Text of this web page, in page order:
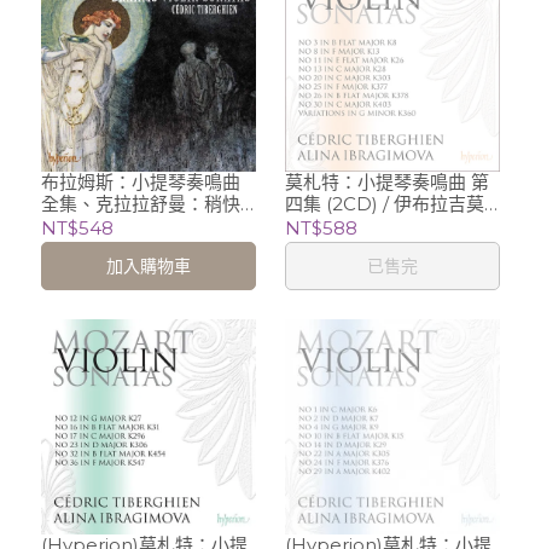
布拉姆斯：小提琴奏鳴曲
全集、克拉拉舒曼：稍快
的行板/伊布拉吉莫娃-小提
琴
NT$548
加入購物車
莫札特：小提琴奏鳴曲 第
四集 (2CD) / 伊布拉吉莫
娃 Alina Ibragimova
(violin), Cédric
Tiberghien (piano)
NT$588
已售完